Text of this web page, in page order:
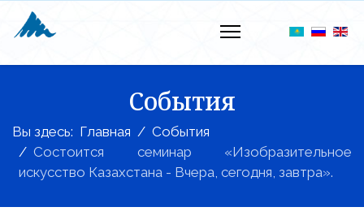
События
Вы здесь: Главная
События
Состоится семинар «Изобразительное
искусство Казахстана - Вчера, сегодня, завтра».